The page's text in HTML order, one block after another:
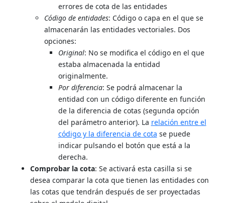
errores de cota de las entidades
Código de entidades: Código o capa en el que se
almacenarán las entidades vectoriales. Dos
opciones:
Original: No se modifica el código en el que
estaba almacenada la entidad
originalmente.
Por diferencia: Se podrá almacenar la
entidad con un código diferente en función
de la diferencia de cotas (segunda opción
del parámetro anterior). La relación entre el
código y la diferencia de cota se puede
indicar pulsando el botón que está a la
derecha.
Comprobar la cota: Se activará esta casilla si se
desea comparar la cota que tienen las entidades con
las cotas que tendrán después de ser proyectadas